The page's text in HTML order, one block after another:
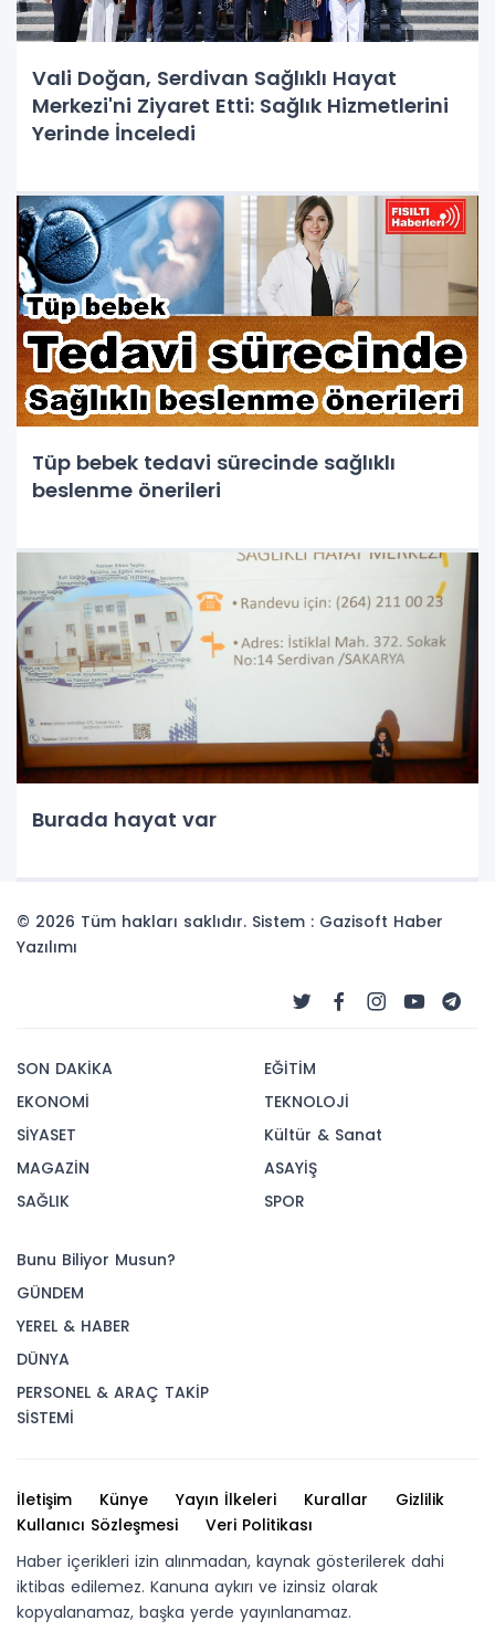
Vali Doğan, Serdivan Sağlıklı Hayat
Merkezi'ni Ziyaret Etti: Sağlık Hizmetlerini
Yerinde İnceledi
Tüp bebek tedavi sürecinde sağlıklı
beslenme önerileri
Burada hayat var
© 2026 Tüm hakları saklıdır. Sistem : Gazisoft Haber
Yazılımı
SON DAKİKA
EKONOMİ
SİYASET
MAGAZİN
SAĞLIK
EĞİTİM
TEKNOLOJİ
Kültür & Sanat
ASAYİŞ
SPOR
Bunu Biliyor Musun?
GÜNDEM
YEREL & HABER
DÜNYA
PERSONEL & ARAÇ TAKİP
SİSTEMİ
İletişim Künye Yayın İlkeleri Kurallar
Gizlilik
Kullanıcı Sözleşmesi
Veri Politikası
Haber içerikleri izin alınmadan, kaynak gösterilerek dahi
iktibas edilemez. Kanuna aykırı ve izinsiz olarak
kopyalanamaz, başka yerde yayınlanamaz.